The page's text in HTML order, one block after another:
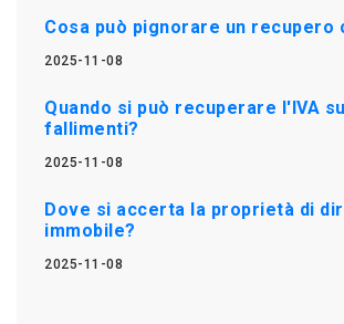
Cosa può pignorare un recupero
2025-11-08
Quando si può recuperare l'IVA
fallimenti?
2025-11-08
Dove si accerta la proprietà di
immobile?
2025-11-08